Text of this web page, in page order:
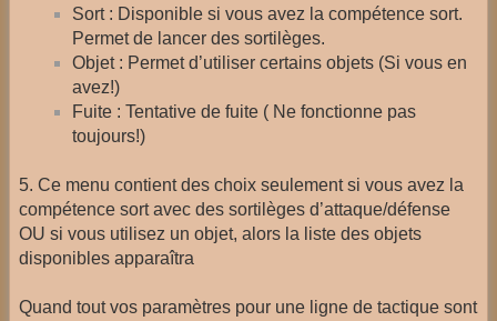
Sort : Disponible si vous avez la compétence sort.
Permet de lancer des sortilèges.
Objet : Permet d’utiliser certains objets (Si vous en
avez!)
Fuite : Tentative de fuite ( Ne fonctionne pas
toujours!)
5. Ce menu contient des choix seulement si vous avez la
compétence sort avec des sortilèges d’attaque/défense
OU si vous utilisez un objet, alors la liste des objets
disponibles apparaîtra
Quand tout vos paramètres pour une ligne de tactique sont